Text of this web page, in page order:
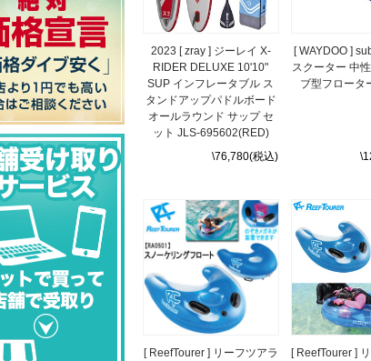
2023 [ zray ] ジーレイ X-
RIDER DELUXE 10'10"
SUP インフレータブル ス
タンドアップパドルボード
オールラウンド サップ セ
ット JLS-695602(RED)
\76,780(税込)
[ WAYDOO ]
スクーター 中
ブ型フロータ
[ ReefTourer ] リーフツアラ
[ ReefTourer ]